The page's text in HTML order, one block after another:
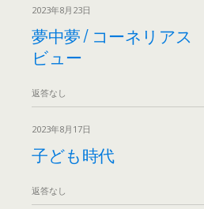
2023年8月23日
夢中夢 / コーネリア
ビュー
返答なし
2023年8月17日
子ども時代
返答なし